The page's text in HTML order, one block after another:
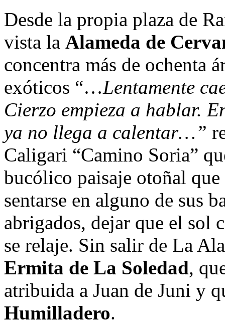
Desde la propia plaza de
vista la Alameda de
concentra más de ochenta
exóticos “…Lentamente
Cierzo empieza a hablar.
ya no llega a calentar…”
Caligari “Camino Soria”
bucólico paisaje otoñal
sentarse en alguno de sus
abrigados, dejar que el sol
se relaje. Sin salir de La
Ermita de La Soledad,
atribuida a Juan de Juni y
Humilladero.